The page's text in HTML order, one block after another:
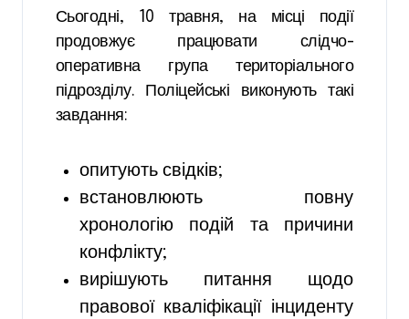
Сьогодні, 10 травня, на місці події
продовжує працювати слідчо-
оперативна група територіального
підрозділу. Поліцейські виконують такі
завдання:
опитують свідків;
встановлюють повну
хронологію подій та причини
конфлікту;
вирішують питання щодо
правової кваліфікації інциденту